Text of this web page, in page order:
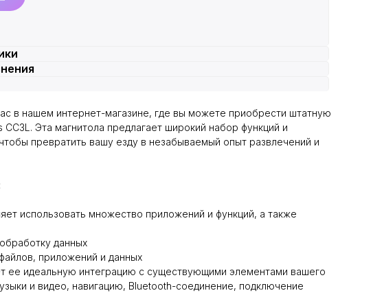
в нашем интернет-магазине, где вы можете приобрести штатную
CC3L. Эта магнитола предлагает широкий набор функций и
превратить вашу езду в незабываемый опыт развлечений и
использовать множество приложений и функций, а также
данных
приложений и данных
ее идеальную интеграцию с существующими элементами вашего
и видео, навигацию, Bluetooth-соединение, подключение